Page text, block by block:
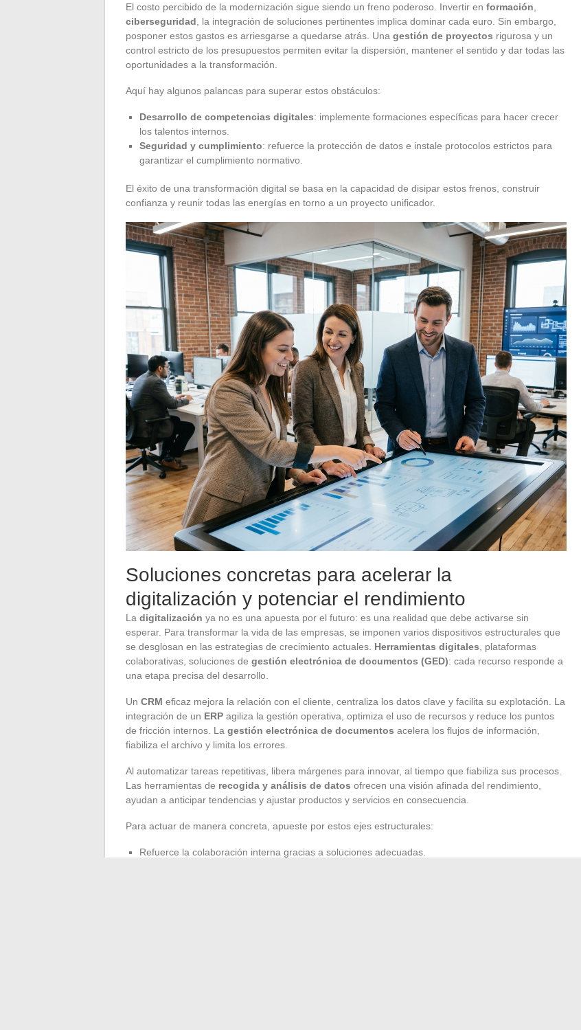
El costo percibido de la modernización sigue siendo un freno poderoso. Invertir en formación
ciberseguridad , la integración de soluciones pertinentes implica dominar cada euro. Sin embargo,
posponer estos gastos es arriesgarse a quedarse atrás. Una gestión de proyectos rigurosa y un
control estricto de los presupuestos permiten evitar la dispersión, mantener el sentido y dar todas las
oportunidades a la transformación.
Aquí hay algunos palancas para superar estos obstáculos:
Desarrollo de competencias digitales: implemente formaciones específicas para hacer crecer
los talentos internos.
Seguridad y cumplimiento: refuerce la protección de datos e instale protocolos estrictos para
garantizar el cumplimiento normativo.
El éxito de una transformación digital se basa en la capacidad de disipar estos frenos, construir
confianza y reunir todas las energías en torno a un proyecto unificador.
Soluciones concretas para acelerar la
digitalización y potenciar el rendimiento
La digitalización ya no es una apuesta por el futuro: es una realidad que debe activarse sin
esperar. Para transformar la vida de las empresas, se imponen varios dispositivos estructurales que
se desglosan en las estrategias de crecimiento actuales. Herramientas digitales, plataformas
colaborativas, soluciones de gestión electrónica de documentos (GED): cada recurso responde a
una etapa precisa del desarrollo.
Un CRM eficaz mejora la relación con el cliente, centraliza los datos clave y facilita su explotación. La
integración de un ERP agiliza la gestión operativa, optimiza el uso de recursos y reduce los puntos
de fricción internos. La gestión electrónica de documentos acelera los flujos de información,
fiabiliza el archivo y limita los errores.
Al automatizar tareas repetitivas, libera márgenes para innovar, al tiempo que fiabiliza sus procesos.
Las herramientas de recogida y análisis de datos ofrecen una visión afinada del rendimiento,
ayudan a anticipar tendencias y ajustar productos y servicios en consecuencia.
Para actuar de manera concreta, apueste por estos ejes estructurales:
Refuerce la colaboración interna gracias a soluciones adecuadas.